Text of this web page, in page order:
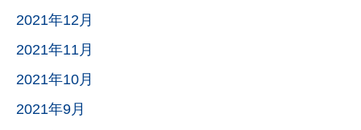
2021年12月
2021年11月
2021年10月
2021年9月